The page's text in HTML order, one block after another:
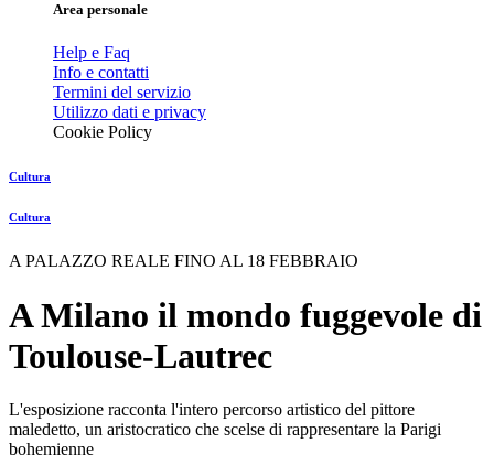
Area personale
Help e Faq
Info e contatti
Termini del servizio
Utilizzo dati e privacy
Cookie Policy
Cultura
Cultura
A PALAZZO REALE FINO AL 18 FEBBRAIO
A Milano il mondo fuggevole di
Toulouse-Lautrec
L'esposizione racconta l'intero percorso artistico del pittore
maledetto, un aristocratico che scelse di rappresentare la Parigi
bohemienne